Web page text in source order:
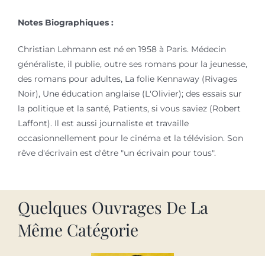
Notes Biographiques :
Christian Lehmann est né en 1958 à Paris. Médecin
généraliste, il publie, outre ses romans pour la jeunesse,
des romans pour adultes, La folie Kennaway (Rivages
Noir), Une éducation anglaise (L'Olivier); des essais sur
la politique et la santé, Patients, si vous saviez (Robert
Laffont). Il est aussi journaliste et travaille
occasionnellement pour le cinéma et la télévision. Son
rêve d'écrivain est d'être "un écrivain pour tous".
Quelques Ouvrages De La
Même Catégorie